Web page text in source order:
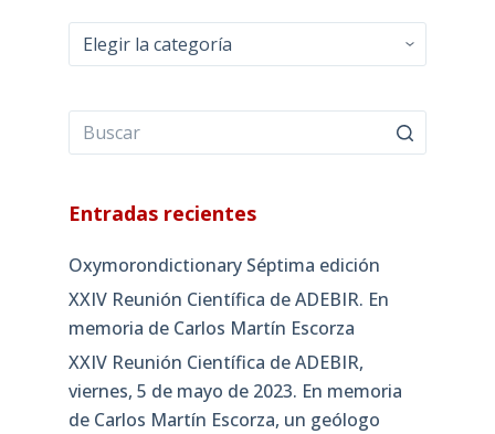
Categorías
Entradas recientes
Oxymorondictionary Séptima edición
XXIV Reunión Científica de ADEBIR. En
memoria de Carlos Martín Escorza
XXIV Reunión Científica de ADEBIR,
viernes, 5 de mayo de 2023. En memoria
de Carlos Martín Escorza, un geólogo